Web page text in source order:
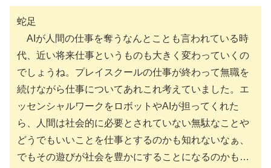
蛇足
AIが人間の仕事を奪うなんとことも言われている時
代、近い将来仕事というものも大きく変わっていくの
でしょうね。プレイスクールの仕事が終わって無職を
続けながら仕事についてあれこれ考えていました。エ
ッセンシャルワークをロボットやAIが担ってくれた
ら、人間は社会的に必要とされていない無駄なことや
どうでもいいことを仕事とするのかも知れないなぁ、
でもその遊びが社会を豊かにすることになるのかも…